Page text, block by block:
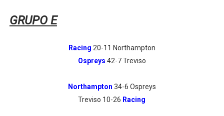
GRUPO E
Racing 20-11 Northampton
Ospreys 42-7 Treviso
Northampton 34-6 Ospreys
Treviso 10-26 Racing